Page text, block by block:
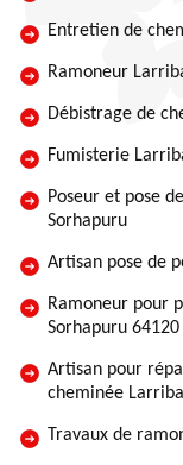
Entretien de
Ramoneur
Débistrage de
Fumisterie
Poseur et pose
Sorhapuru
Artisan pose de
Ramoneur pour
Sorhapuru 64120
Artisan pour
cheminée
Travaux de